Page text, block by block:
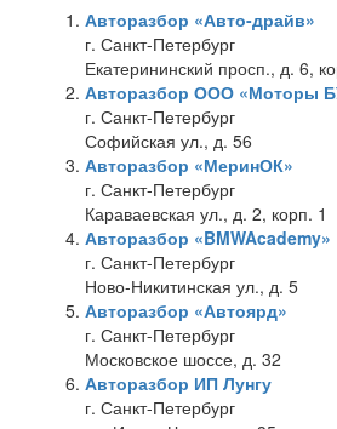
Авторазбор «Авто-драйв»
г. Санкт-Петербург
Екатерининский просп., д. 6,
Авторазбор ООО «Моторы
г. Санкт-Петербург
Софийская ул., д. 56
Авторазбор «МеринОК»
г. Санкт-Петербург
Караваевская ул., д. 2, корп. 1
Авторазбор «BMWAcademy»
г. Санкт-Петербург
Ново-Никитинская ул., д. 5
Авторазбор «Автоярд»
г. Санкт-Петербург
Московское шоссе, д. 32
Авторазбор ИП Лунгу
г. Санкт-Петербург